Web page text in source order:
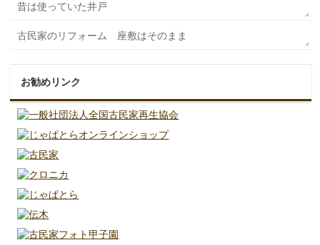
昔は使っていた井戸
古民家のリフォーム 座敷はそのまま
お勧めリンク